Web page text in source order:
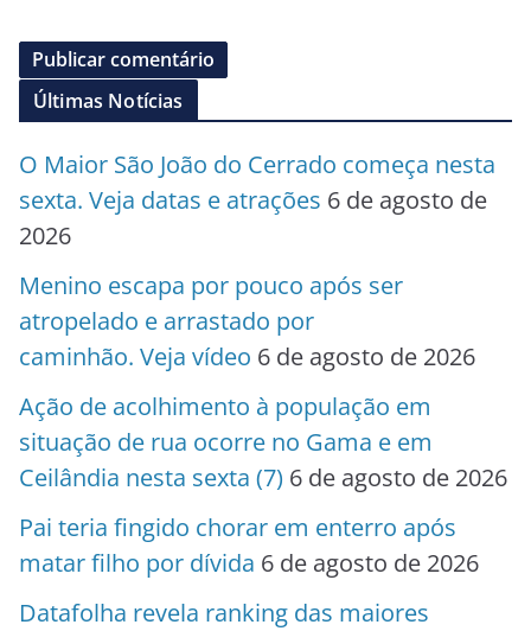
Últimas Notícias
O Maior São João do Cerrado começa nesta
sexta. Veja datas e atrações 6 de agosto de
2026
Menino escapa por pouco após ser
atropelado e arrastado por
caminhão. Veja vídeo 6 de agosto de 2026
Ação de acolhimento à população em
situação de rua ocorre no Gama e em
Ceilândia nesta sexta (7) 6 de agosto de 2026
Pai teria fingido chorar em enterro após
matar filho por dívida 6 de agosto de 2026
Datafolha revela ranking das maiores